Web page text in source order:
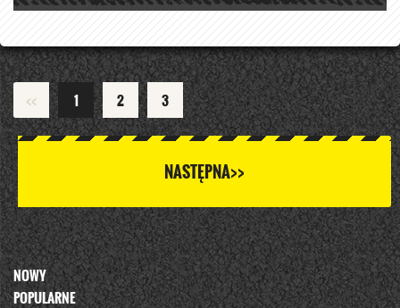
<< 1 2 3
NASTĘPNA>>
NOWY
POPULARNE